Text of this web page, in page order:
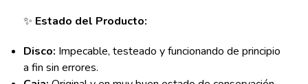
✨ Estado del Producto:
Disco: Impecable, testeado y funcionando de principio
a fin sin errores.